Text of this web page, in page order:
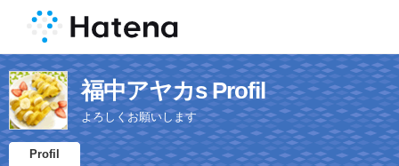
福中アヤカs Profil
よろしくお願いします
Profil